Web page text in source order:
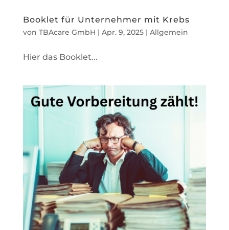
Booklet für Unternehmer mit Krebs
von TBAcare GmbH | Apr. 9, 2025| Allgemein
Hier das Booklet...